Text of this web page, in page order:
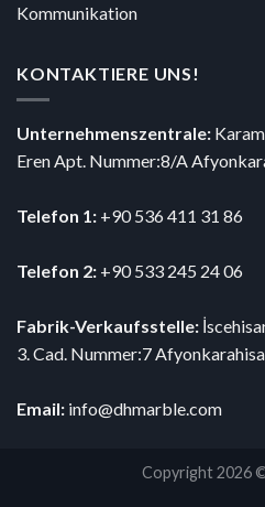
Kommunikation
KONTAKTIERE UNS!
Unternehmenszentrale:
Eren Apt. Nummer:8/A
Telefon 1: +90 536 411 31 86
Telefon 2: +90 533 245 24 06
Fabrik-Verkaufsstelle:
3. Cad. Nummer:7
Email: info@dhmarble.com
Copyright 2026